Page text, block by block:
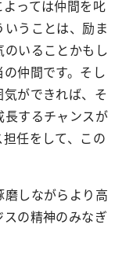
っては仲間を叱
うことは、励ま
いることかもし
仲間です。そし
ができれば、そ
するチャンスが
任をして、この
しながらより高
の精神のみなぎ